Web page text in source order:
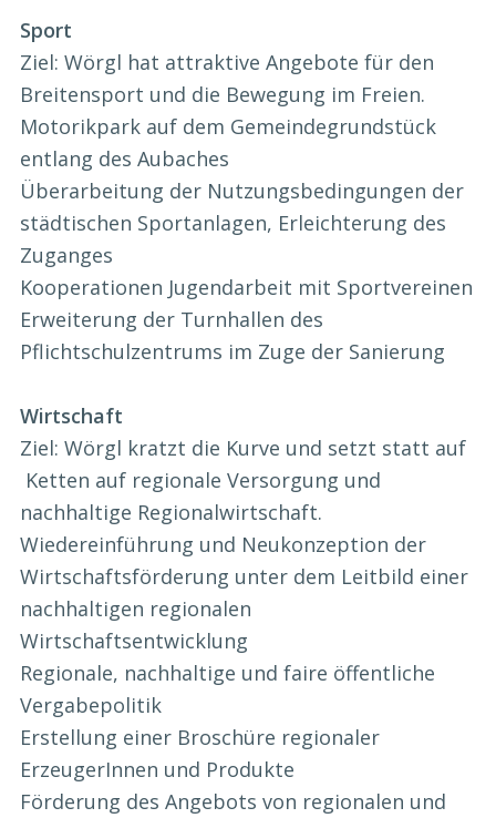
Sport
Ziel: Wörgl hat attraktive Angebote für den
Breitensport und die Bewegung im Freien.
Motorikpark auf dem Gemeindegrundstück
entlang des Aubaches
Überarbeitung der Nutzungsbedingungen der
städtischen Sportanlagen, Erleichterung des
Zuganges
Kooperationen Jugendarbeit mit Sportvereinen
Erweiterung der Turnhallen des
Pflichtschulzentrums im Zuge der Sanierung
Wirtschaft
Ziel: Wörgl kratzt die Kurve und setzt statt auf
Ketten auf regionale Versorgung und
nachhaltige Regionalwirtschaft.
Wiedereinführung und Neukonzeption der
Wirtschaftsförderung unter dem Leitbild einer
nachhaltigen regionalen
Wirtschaftsentwicklung
Regionale, nachhaltige und faire öffentliche
Vergabepolitik
Erstellung einer Broschüre regionaler
ErzeugerInnen und Produkte
Förderung des Angebots von regionalen und